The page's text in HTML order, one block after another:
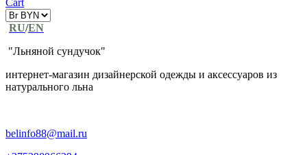
Cart
RU/EN
"Льняной сундучок"
интернет-магазин дизайнерской одежды и аксессуаров из
натурального льна
belinfo88@mail.ru